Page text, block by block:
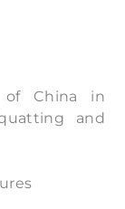
of China in
and